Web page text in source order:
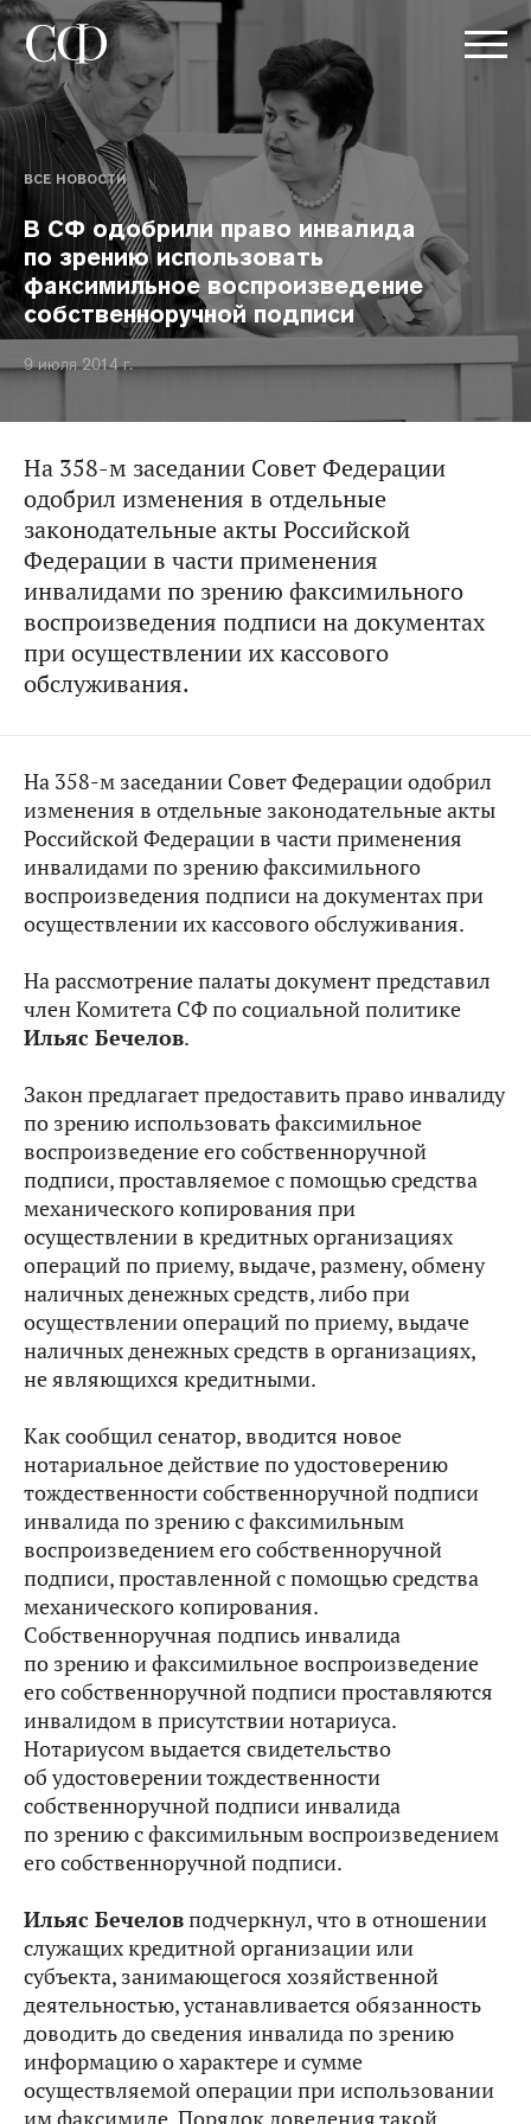
ВСЕ НОВОСТИ
В СФ одобрили право инвалида
по зрению использовать
факсимильное воспроизведение
собственноручной подписи
9 июля 2014 г.
На 358-м заседании Совет Федерации
одобрил изменения в отдельные
законодательные акты Российской
Федерации в части применения
инвалидами по зрению факсимильного
воспроизведения подписи на документах
при осуществлении их кассового
обслуживания.
На 358-м заседании Совет Федерации одобрил
изменения в отдельные законодательные акты
Российской Федерации в части применения
инвалидами по зрению факсимильного
воспроизведения подписи на документах при
осуществлении их кассового обслуживания.
На рассмотрение палаты документ представил
член Комитета СФ по социальной политике
Ильяс Бечелов.
Закон предлагает предоставить право инвалиду
по зрению использовать факсимильное
воспроизведение его собственноручной
подписи, проставляемое с помощью средства
механического копирования при
осуществлении в кредитных организациях
операций по приему, выдаче, размену, обмену
наличных денежных средств,либо при
осуществлении операций по приему, выдаче
наличных денежных средств в организациях,
не являющихся кредитными.
Как сообщил сенатор, вводится новое
нотариальное действие по удостоверению
тождественности собственноручной подписи
инвалида по зрению с факсимильным
воспроизведением его собственноручной
подписи, проставленной с помощью средства
механического копирования.
Собственноручная подпись инвалида
по зрению и факсимильное воспроизведение
его собственноручной подписи проставляются
инвалидом в присутствии нотариуса.
Нотариусом выдается свидетельство
об удостоверении тождественности
собственноручной подписи инвалида
по зрению с факсимильным воспроизведением
его собственноручной подписи.
Ильяс Бечеловподчеркнул, что в отношении
служащих кредитной организации или
субъекта, занимающегося хозяйственной
деятельностью, устанавливается обязанность
доводить до сведения инвалида по зрению
информацию о характере и сумме
осуществляемой операции при использовании